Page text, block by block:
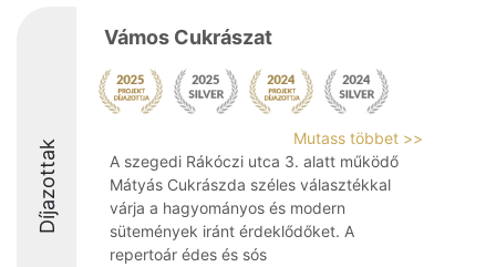
Díjazottak
Vámos Cukrászat
Mutass többet >>
A szegedi Rákóczi utca 3. alatt működő
Mátyás Cukrászda széles választékkal
várja a hagyományos és modern
sütemények iránt érdeklődőket. A
repertoár édes és sós